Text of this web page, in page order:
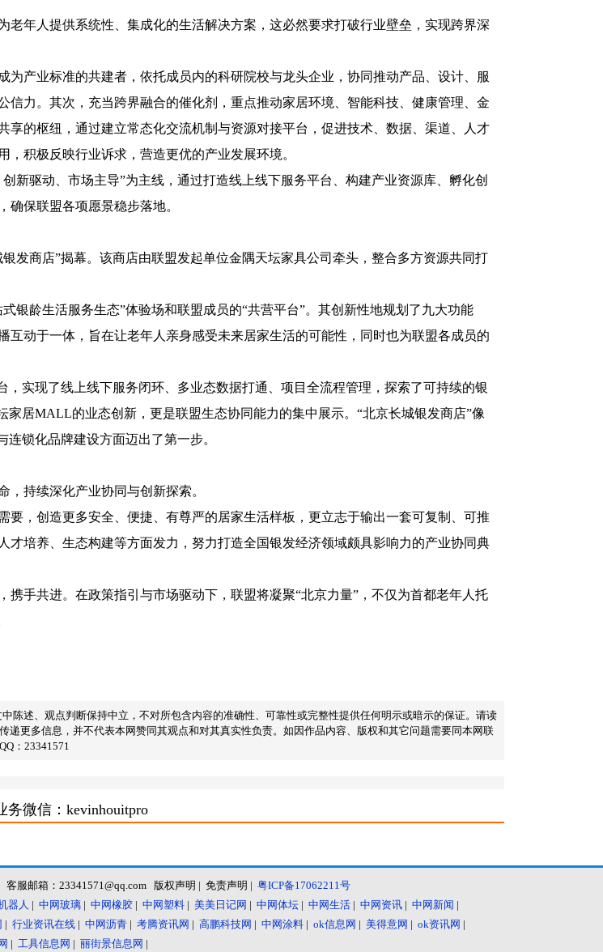
年人提供系统性、集成化的生活解决方案，这必然要求打破行业壁垒，实现跨界深
产业标准的共建者，依托成员内的科研院校与龙头企业，协同推动产品、设计、服
力。其次，充当跨界融合的催化剂，重点推动家居环境、智能科技、健康管理、金
的枢纽，通过建立常态化交流机制与资源对接平台，促进技术、数据、渠道、人才
积极反映行业诉求，营造更优的产业发展环境。
新驱动、市场主导”为主线，通过打造线上线下服务平台、构建产业资源库、孵化创
保联盟各项愿景稳步落地。
商店”揭幕。该商店由联盟发起单位金隅天坛家具公司牵头，整合多方资源共同打
银龄生活服务生态”体验场和联盟成员的“共营平台”。其创新性地规划了九大功能
动于一体，旨在让老年人亲身感受未来居家生活的可能性，同时也为联盟各成员的
实现了线上线下服务闭环、多业态数据打通、项目全流程管理，探索了可持续的银
居MALL的业态创新，更是联盟生态协同能力的集中展示。“北京长城银发商店”像
锁化品牌建设方面迈出了第一步。
持续深化产业协同与创新探索。
，创造更多安全、便捷、有尊严的居家生活样板，更立志于输出一套可复制、可推
培养、生态构建等方面发力，努力打造全国银发经济领域颇具影响力的产业协同典
手共进。在政策指引与市场驱动下，联盟将凝聚“北京力量”，不仅为首都老年人托
陈述、观点判断保持中立，不对所包含内容的准确性、可靠性或完整性提供任何明示或暗示的保证。请读
更多信息，并不代表本网赞同其观点和对其真实性负责。如因作品内容、版权和其它问题需要同本网联
：23341571
务微信：kevinhouitpro
服邮箱：23341571@qq.com 版权声明 | 免责声明 | 粤ICP备17062211号
器人 | 中网玻璃 | 中网橡胶 | 中网塑料 | 美美日记网 | 中网体坛 | 中网生活 | 中网资讯 | 中网新闻 |
| 行业资讯在线 | 中网沥青 | 考腾资讯网 | 高鹏科技网 | 中网涂料 | ok信息网 | 美得意网 | ok资讯网 |
| 工具信息网 | 丽街景信息网 |